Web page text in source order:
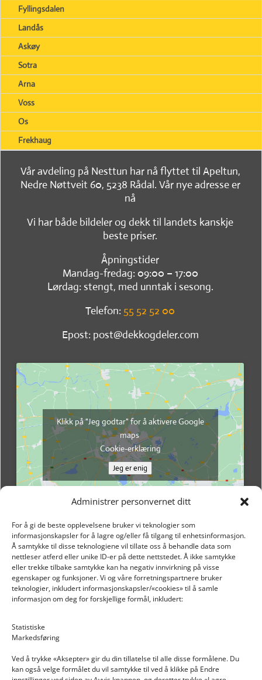
Administrer personvernet ditt
For å gi de beste opplevelsene bruker vi teknologier som
informasjonskapsler for å lagre og/eller få tilgang til enhetsinformasjon.
Å samtykke til disse teknologiene vil tillate oss å behandle data som
nettleser atferd eller unike ID-er på dette nettstedet. Å ikke samtykke
eller trekke tilbake samtykke kan ha negativ innvirkning på visse
egenskaper og funksjoner. Vi og våre forretningspartnere bruker
teknologier, inkludert informasjonskapsler/«cookies» til å samle
informasjon om deg for forskjellige formål, inkludert:
Statistiske
Markedsføring
Ved å trykke «Aksepter» gir du din tillatelse til alle disse formålene. Du
kan også velge formålet du vil samtykke til ved å klikke på Endre
Fyllingsdalen
Landås
Askøy
Sotra
Arna
Voss
Os
Frekhaug
Vår avdeling på Nesttun har nå flyttet til Apeltun,
Nedre Nøttveit 60, 5238 Rådal. Vår nye adresse er
nå
Vi har både bildeler og dekk til landets kanskje
beste priser.
Åpningstider
Mandag-fredag: 09:00 – 17:00
Lørdag: stengt, med unntak i sesong.
Telefon: 55 52 52 00
Epost: post@dekkogdeler.com
Klikk på "Jeg godtar" for å aktivere Google
maps
Cookie-erklæring
Jeg er enig